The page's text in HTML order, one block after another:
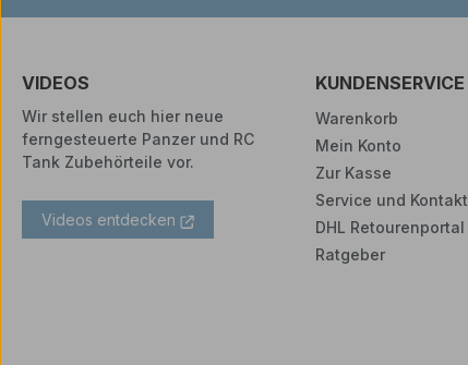
VIDEOS
Wir stellen euch hier neue
ferngesteuerte Panzer und RC
Tank Zubehörteile vor.
Videos entdecken
KUNDENSERVICE
Warenkorb
Mein Konto
Zur Kasse
Service und Kontakt
DHL Retourenportal
Ratgeber